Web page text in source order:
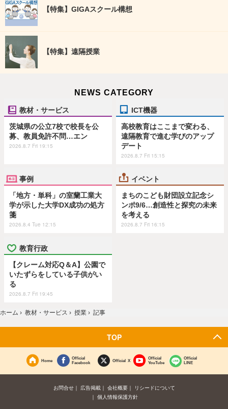
【特集】GIGAスクール構想
【特集】遠隔授業
NEWS CATEGORY
教材・サービス
茨城県の公立7校で校長を公
募、教員免許不問…エン
2026.8.7 Fri 19:15
ICT機器
高校教育はここまで変わる、
遠隔教育で進む学びのアップ
デート
2026.8.7 Fri 15:15
事例
「地方・単科」の室蘭工業大
学が示した大学DX成功の処方
箋
2026.8.4 Tue 12:15
イベント
まちのこども財団設立記念シ
ンポ9/6…創造性と探究の未来
を考える
2026.8.7 Fri 16:15
教育行政
【クレーム対応Q＆A】公園で
いたずらをしている子供がい
る
2026.8.7 Fri 19:45
ホーム › 教材・サービス › 授業 › 記事
TOP
Home
Official
Facebook
Official X
Official
YouTube
Official
LINE
お問合せ 広告掲載 会社概要
リシードについて
個人情報保護方針